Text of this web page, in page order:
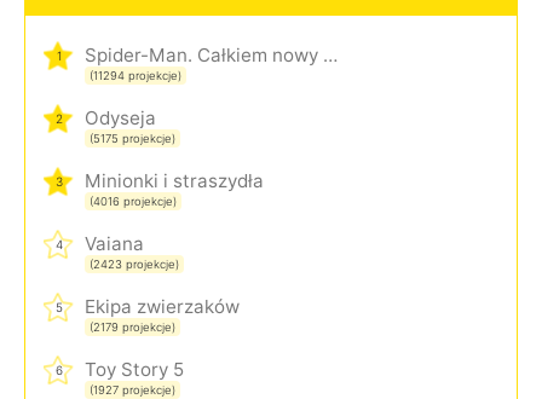
1 Spider-Man. Całkiem nowy dzień
(11294 projekcje)
2 Odyseja
(5175 projekcje)
3 Minionki i straszydła
(4016 projekcje)
4 Vaiana
(2423 projekcje)
5 Ekipa zwierzaków
(2179 projekcje)
6 Toy Story 5
(1927 projekcje)